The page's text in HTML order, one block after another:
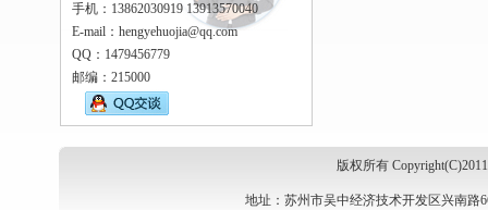
手机：13862030919 13913570040
E-mail：hengyehuojia@qq.com
QQ：1479456779
邮编：215000
版权所有
地址：苏州市吴中经济技术开发区兴南路